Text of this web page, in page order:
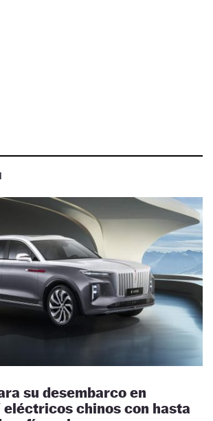
su desembarco en
eléctricos chinos con hasta